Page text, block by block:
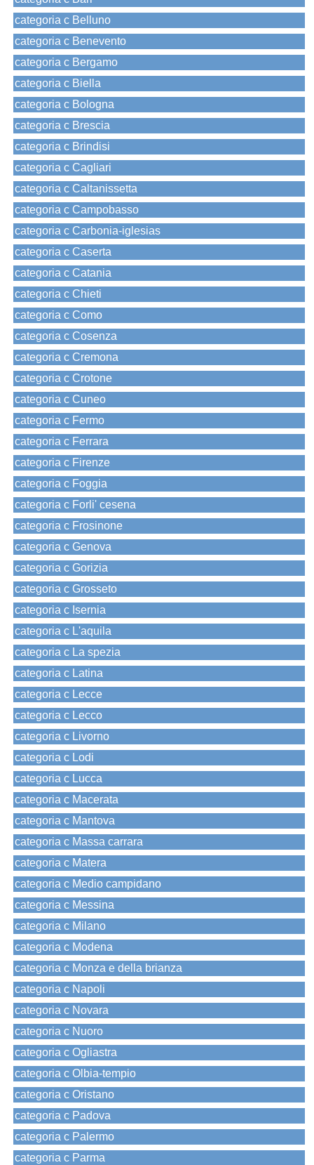
categoria c Belluno
categoria c Benevento
categoria c Bergamo
categoria c Biella
categoria c Bologna
categoria c Brescia
categoria c Brindisi
categoria c Cagliari
categoria c Caltanissetta
categoria c Campobasso
categoria c Carbonia-iglesias
categoria c Caserta
categoria c Catania
categoria c Chieti
categoria c Como
categoria c Cosenza
categoria c Cremona
categoria c Crotone
categoria c Cuneo
categoria c Fermo
categoria c Ferrara
categoria c Firenze
categoria c Foggia
categoria c Forli' cesena
categoria c Frosinone
categoria c Genova
categoria c Gorizia
categoria c Grosseto
categoria c Isernia
categoria c L'aquila
categoria c La spezia
categoria c Latina
categoria c Lecce
categoria c Lecco
categoria c Livorno
categoria c Lodi
categoria c Lucca
categoria c Macerata
categoria c Mantova
categoria c Massa carrara
categoria c Matera
categoria c Medio campidano
categoria c Messina
categoria c Milano
categoria c Modena
categoria c Monza e della brianza
categoria c Napoli
categoria c Novara
categoria c Nuoro
categoria c Ogliastra
categoria c Olbia-tempio
categoria c Oristano
categoria c Padova
categoria c Palermo
categoria c Parma